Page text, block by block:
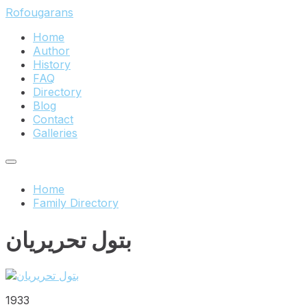
Skip
content
Skip
main
navigation
Skip
footer
Rofougarans
Home
Author
History
FAQ
Directory
Blog
Contact
Galleries
Home
Family Directory
بتول تحریریان
1933